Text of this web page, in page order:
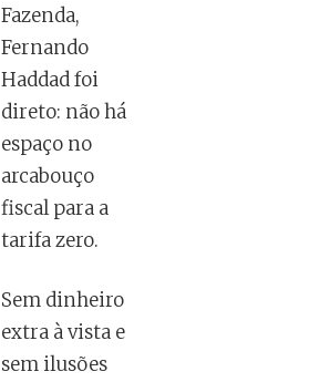
Fazenda,
Fernando
Haddad foi
direto: não há
espaço no
arcabouço
fiscal para a
tarifa zero.
Sem dinheiro
extra à vista e
sem ilusões